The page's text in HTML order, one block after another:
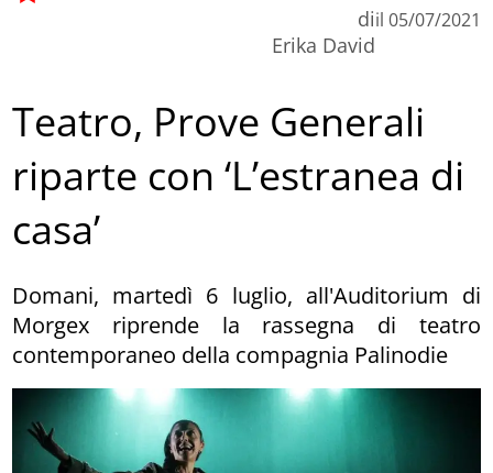
di
Erika David
il 05/07/2021
Teatro, Prove Generali
riparte con ‘L’estranea di
casa’
Domani, martedì 6 luglio, all'Auditorium di
Morgex riprende la rassegna di teatro
contemporaneo della compagnia Palinodie